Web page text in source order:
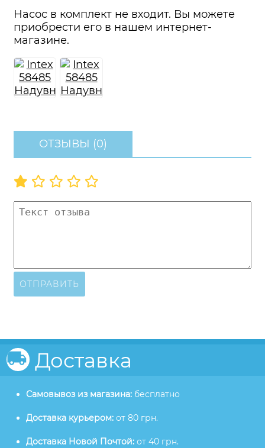
Насос в комплект не входит. Вы можете
приобрести его в нашем интернет-
магазине.
ОТЗЫВЫ (0)
ОТПРАВИТЬ
Доставка
Самовывоз из магазина: бесплатно
Доставка курьером: от 80 грн.
Доставка Новой Почтой: от 40 грн.